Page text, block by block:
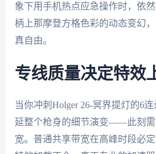
象下用手机热点应急操作时，依
柄上那摩登方格色彩的动态变幻
真自由。
专线质量决定特效
当你冲刺Holger 26-冥界提灯的6
延整个枪身的细节演变——此刻需
宽。普通共享带宽在高峰时段必